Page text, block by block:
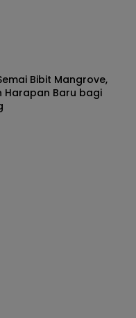
Bibit Mangrove,
Harapan Baru bagi